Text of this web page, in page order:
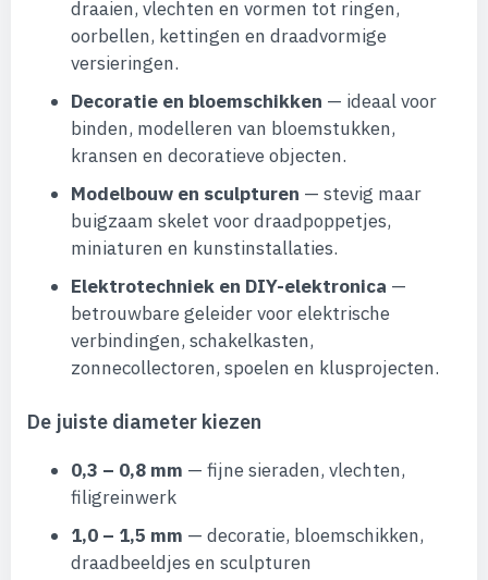
draaien, vlechten en vormen tot ringen,
oorbellen, kettingen en draadvormige
versieringen.
Decoratie en bloemschikken — ideaal voor
binden, modelleren van bloemstukken,
kransen en decoratieve objecten.
Modelbouw en sculpturen — stevig maar
buigzaam skelet voor draadpoppetjes,
miniaturen en kunstinstallaties.
Elektrotechniek en DIY-elektronica —
betrouwbare geleider voor elektrische
verbindingen, schakelkasten,
zonnecollectoren, spoelen en klusprojecten.
De juiste diameter kiezen
0,3 – 0,8 mm — fijne sieraden, vlechten,
filigreinwerk
1,0 – 1,5 mm — decoratie, bloemschikken,
draadbeeldjes en sculpturen